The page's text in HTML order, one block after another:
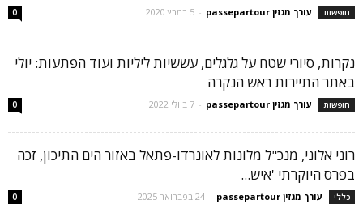
חופשות עורך מגזין passepartour - 5 במרץ 2020 0
נקרות, סיורי שטח על גלגלים, עששיות ליליות ועוד הפתעות: יולי
באתר התיירות ראש הנקרה
חופשות עורך מגזין passepartour - 7 ביולי 2022 0
רוני אלוני, מנכ"ל מלונות לאונרדו-פתאל באזור הים התיכון, זכה
בפרס היוקרתי 'איש...
כללי עורך מגזין passepartour - 24 בפברואר 2025 0